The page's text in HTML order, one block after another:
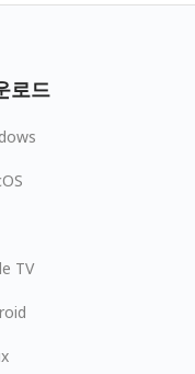
로드
TV